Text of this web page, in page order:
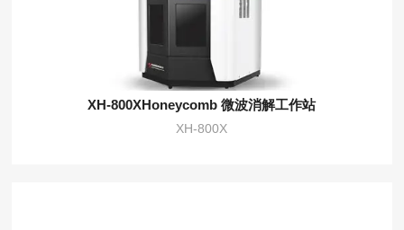
XH-800XHoneycomb 微波消解工作站
XH-800X